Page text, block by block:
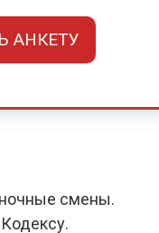
АНКЕТУ
смены.